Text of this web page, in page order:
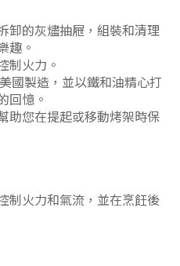
卸的灰燼抽屜，組裝和清理
趣。
制火力。
國製造，並以鐵和油精心打
回憶。
助您在提起或移動烤架時保
制火力和氣流，並在烹飪後